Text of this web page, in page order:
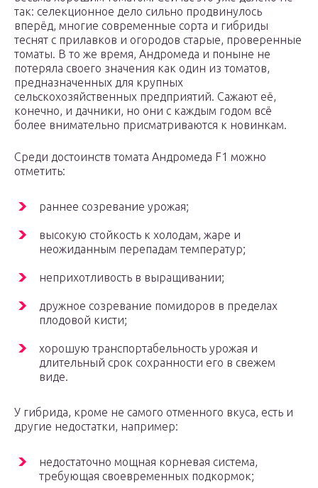
так: селекционное дело сильно продвинулось
вперёд, многие современные сорта и гибриды
теснят с прилавков и огородов старые, проверенные
томаты. В то же время, Андромеда и поныне не
потеряла своего значения как один из томатов,
предназначенных для крупных
сельскохозяйственных предприятий. Сажают её,
конечно, и дачники, но они с каждым годом всё
более внимательно присматриваются к новинкам.
Среди достоинств томата Андромеда F1 можно
отметить:
раннее созревание урожая;
высокую стойкость к холодам, жаре и
неожиданным перепадам температур;
неприхотливость в выращивании;
дружное созревание помидоров в пределах
плодовой кисти;
хорошую транспортабельность урожая и
длительный срок сохранности его в свежем
виде.
У гибрида, кроме не самого отменного вкуса, есть и
другие недостатки, например:
недостаточно мощная корневая система,
требующая своевременных подкормок;